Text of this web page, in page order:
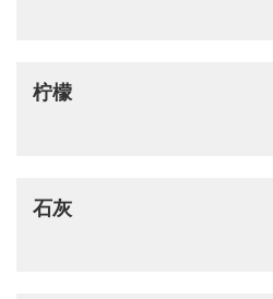
柠檬
石灰